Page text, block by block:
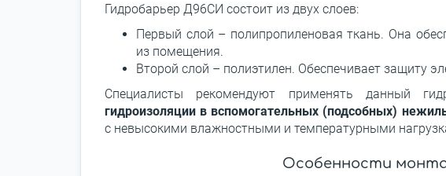
Гидробарьер Д96СИ состоит из двух слоев:
Первый слой – полипропиленовая ткань. Она
из помещения.
Второй слой – полиэтилен. Обеспечивает защиту
Специалисты рекомендуют применять данный
гидроизоляции в вспомогательных (подсобных)
с невысокими влажностными и температурными
Особенности